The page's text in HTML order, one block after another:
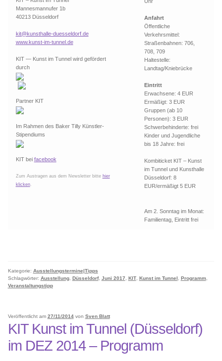
Mannesmannufer 1b
40213 Düsseldorf
kit@kunsthalle-duesseldorf.de
www.kunst-im-tunnel.de
KIT — Kunst im Tunnel wird gefördert
durch
Partner KIT
Im Rahmen des Baker Tilly Künstler-
Stipendiums
KIT bei facebook
Zum Austragen aus dem Newsletter bitte hier
klicken.
Anfahrt
Öffentliche
Verkehrsmittel:
Straßenbahnen: 706,
708, 709
Haltestelle:
Landtag/Kniebrücke
Eintritt
Erwachsene: 4 EUR
Ermäßigt: 3 EUR
Gruppen (ab 10
Personen): 3 EUR
Schwerbehinderte: frei
Kinder und Jugendliche
bis 18 Jahre: frei
Kombiticket KIT – Kunst
im Tunnel und Kunsthalle
Düsseldorf: 8
EUR/ermäßigt 5 EUR
Am 2. Sonntag im Monat:
Familientag, Eintritt frei
Kategorie: Ausstellungstermine|Tipps
Schlagwörter: Ausstellung, Düsseldorf, Juni 2017 KIT, Kunst im Tunnel Programm,
Veranstaltungstipp
Veröffentlicht am 27/11/2014 von Sven Blatt
KIT Kunst im Tunnel (Düsseldorf)
im DEZ 2014 – Programm